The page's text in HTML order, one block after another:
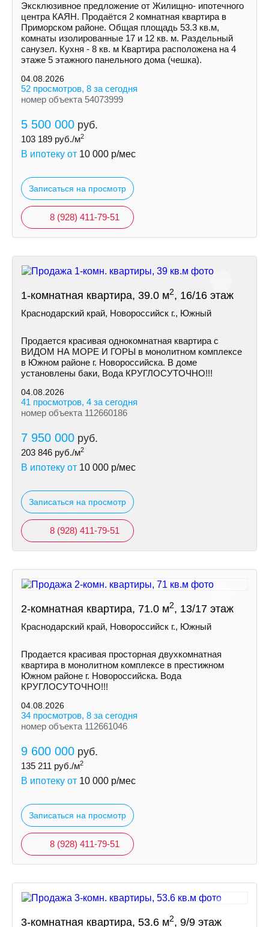
Эксклюзивное предложение от Жилищно- ипотечного
центра КАЯН. Продаётся 2 комнатная квартира в
Приморском районе. Общая площадь 53.3 кв.м,
комнаты изолированные 17 и 12 кв. м. Раздельный
санузел. Кухня - 8 кв. м Квартира расположена на 4
этаже 5 этажного панельного дома (чешка).
04.08.2026
52 просмотров, 8 за сегодня
номер объекта 54073999
5 500 000 руб.
103 189 руб./м2
В ипотеку от 10 000 р/мес
Записаться на просмотр
8 (928) 411-79-51
1-комнатная квартира, 39.0 м2, 16/16 этаж
Краснодарский край, Новороссийск г., Южный
Продается красивая однокомнатная квартира с
ВИДОМ НА МОРЕ И ГОРЫ в монолитном комплексе
в Южном районе г. Новороссийска. В доме
установлены баки, Вода КРУГЛОСУTOЧНО!!!
04.08.2026
41 просмотров, 4 за сегодня
номер объекта 112660186
7 950 000 руб.
203 846 руб./м2
В ипотеку от 10 000 р/мес
Записаться на просмотр
8 (928) 411-79-51
2-комнатная квартира, 71.0 м2, 13/17 этаж
Краснодарский край, Новороссийск г., Южный
Продается красивая просторная двухкомнатная
квартира в монолитном комплексе в престижном
Южном районе г. Новороссийска. Вода
КРУГЛОСУTOЧНО!!!
04.08.2026
34 просмотров, 8 за сегодня
номер объекта 112661046
9 600 000 руб.
135 211 руб./м2
В ипотеку от 10 000 р/мес
Записаться на просмотр
8 (928) 411-79-51
3-комнатная квартира, 53.6 м2, 9/9 этаж